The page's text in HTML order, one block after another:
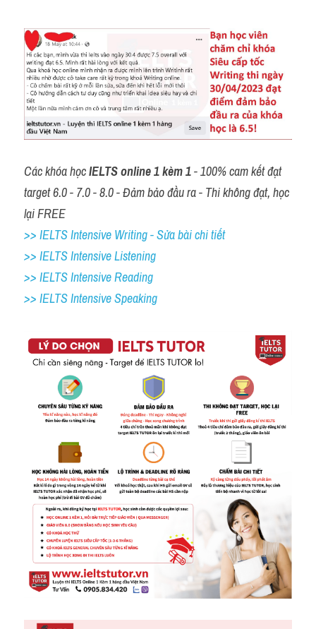
Các khóa học IELTS online 1 kèm 1 - 100% cam kết đạt
target 6.0 - 7.0 - 8.0 - Đảm bảo đầu ra - Thi không đạt, học
lại FREE
>> IELTS Intensive Writing - Sửa bài chi tiết
>> IELTS Intensive Listening
>> IELTS Intensive Reading
>> IELTS Intensive Speaking